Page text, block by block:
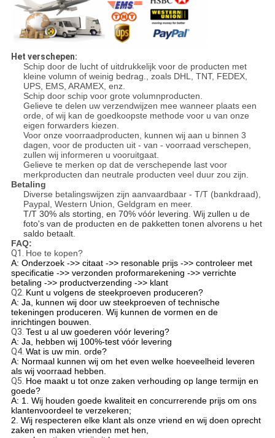
Het verschepen:
Schip door de lucht of uitdrukkelijk voor de producten met
kleine volumn of weinig bedrag., zoals DHL, TNT, FEDEX,
UPS, EMS, ARAMEX, enz.
Schip door schip voor grote volumnproducten.
Gelieve te delen uw verzendwijzen mee wanneer plaats een
orde, of wij kan de goedkoopste methode voor u van onze
eigen forwarders kiezen.
Voor onze voorraadproducten, kunnen wij aan u binnen 3
dagen, voor de producten uit - van - voorraad verschepen,
zullen wij informeren u vooruitgaat.
Gelieve te merken op dat de verschepende last voor
merkproducten dan neutrale producten veel duur zou zijn.
Betaling
Diverse betalingswijzen zijn aanvaardbaar - T/T (bankdraad),
Paypal, Western Union, Geldgram en meer.
T/T 30% als storting, en 70% vóór levering. Wij zullen u de
foto's van de producten en de pakketten tonen alvorens u het
saldo betaalt.
FAQ:
Q1. Hoe te kopen?
A: Onderzoek ->> citaat ->> resonable prijs ->> controleer met
specificatie ->> verzonden proformarekening ->> verrichte
betaling ->> productverzending ->> klant
Q2. Kunt u volgens de steekproeven produceren?
A: Ja, kunnen wij door uw steekproeven of technische
tekeningen produceren. Wij kunnen de vormen en de
inrichtingen bouwen.
Q3. Test u al uw goederen vóór levering?
A: Ja, hebben wij 100%-test vóór levering
Q4. Wat is uw min. orde?
A: Normaal kunnen wij om het even welke hoeveelheid leveren
als wij voorraad hebben.
Q5. Hoe maakt u tot onze zaken verhouding op lange termijn en
goede?
A: 1. Wij houden goede kwaliteit en concurrerende prijs om ons
klantenvoordeel te verzekeren;
2. Wij respecteren elke klant als onze vriend en wij doen oprecht
zaken en maken vrienden met hen,